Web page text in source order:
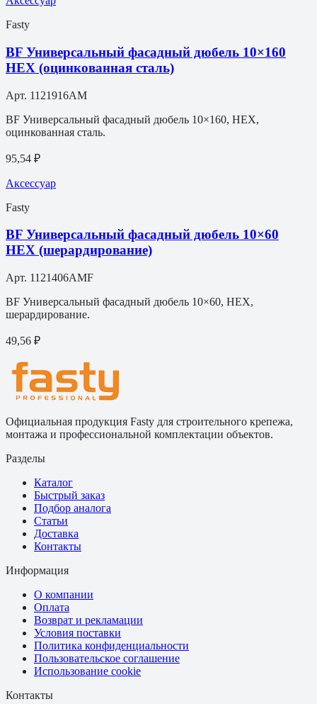
Fasty
BF Универсальный фасадный дюбель 10×160
HEX (оцинкованная сталь)
Арт. 1121916AM
BF Универсальный фасадный дюбель 10×160, HEX,
оцинкованная сталь.
95,54 ₽
Аксессуар
Fasty
BF Универсальный фасадный дюбель 10×60
HEX (шерардирование)
Арт. 1121406AMF
BF Универсальный фасадный дюбель 10×60, HEX,
шерардирование.
49,56 ₽
Официальная продукция Fasty для строительного крепежа,
монтажа и профессиональной комплектации объектов.
Разделы
Каталог
Быстрый заказ
Подбор аналога
Статьи
Доставка
Контакты
Информация
О компании
Оплата
Возврат и рекламации
Условия поставки
Политика конфиденциальности
Пользовательское соглашение
Использование cookie
Контакты